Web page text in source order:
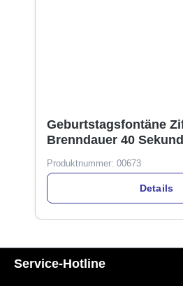
Geburtstagsfontäne
Brenndauer 40
Produktnummer: 00673
Details
Service-Hotline